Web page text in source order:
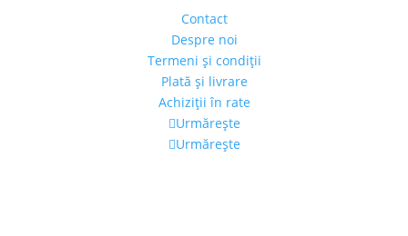
Contact
Despre noi
Termeni şi condiţii
Plată şi livrare
Achiziţii în rate
Urmărește
Urmărește